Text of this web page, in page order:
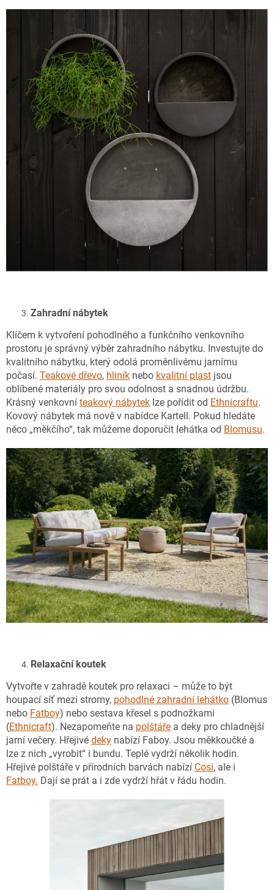
Zahradní nábytek
Klíčem k vytvoření pohodlného a funkčního venkovního
prostoru je správný výběr zahradního nábytku. Investujte do
kvalitního nábytku, který odolá proměnlivému jarnímu
počasí. Teakové dřevo, hliník nebo kvalitní plast jsou
oblíbené materiály pro svou odolnost a snadnou údržbu.
Krásný venkovní teakový nábytek lze pořídit od Ethnicraftu.
Kovový nábytek má nově v nabídce Kartell. Pokud hledáte
něco „měkčího“, tak můžeme doporučit lehátka od Blomusu.
Relaxační koutek
Vytvořte v zahradě koutek pro relaxaci – může to být
houpací síť mezi stromy, pohodlné zahradní lehátko (Blomus
nebo Fatboy) nebo sestava křesel s podnožkami
(Ethnicraft). Nezapomeňte na polštáře a deky pro chladnější
jarní večery. Hřejivé deky nabízí Faboy. Jsou měkkoučké a
lze z nich „vyrobit“ i bundu. Teplé vydrží několik hodin.
Hřejivé polštáře v přírodních barvách nabízí Cosi, ale i
Fatboy. Dají se prát a i zde vydrží hřát v řádu hodin.